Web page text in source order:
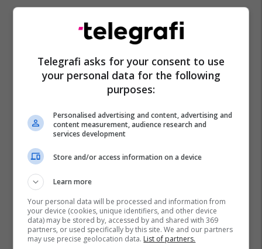
Telegrafi asks for your consent to use
your personal data for the following
purposes:
Personalised advertising and content, advertising and
content measurement, audience research and
services development
Store and/or access information on a device
Learn more
Your personal data will be processed and information from
your device (cookies, unique identifiers, and other device
data) may be stored by, accessed by and shared with 369
partners, or used specifically by this site. We and our partners
may use precise geolocation data. List of partners.